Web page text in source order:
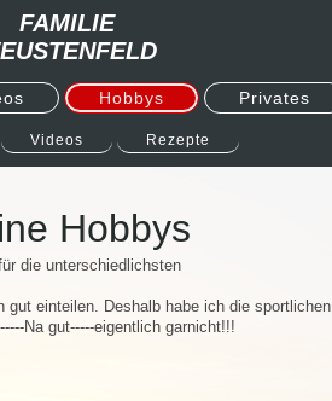
FAMILIE
Hobbys Privates
Videos Rezepte
Hobbys
die unterschiedlichsten
einteilen. Deshalb habe ich die sportlichen
Na gut-----eigentlich garnicht!!!